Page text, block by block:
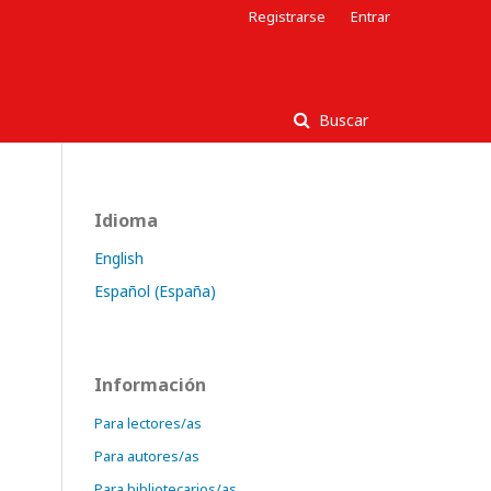
Buscar
Registrarse Entrar
Idioma
English
Español (España)
Información
Para lectores/as
Para autores/as